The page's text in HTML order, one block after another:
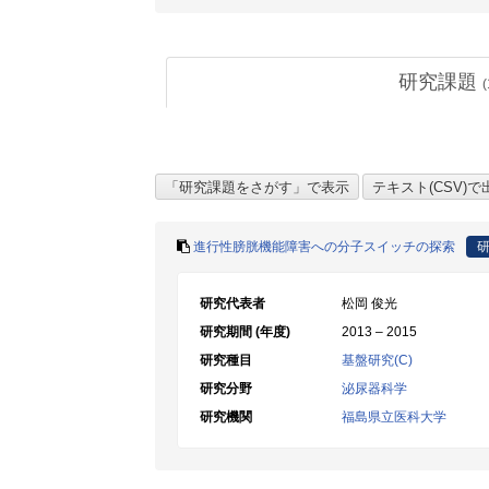
研究課題 (
進行性膀胱機能障害への分子スイッチの探索
研究代表者
松岡 俊光
研究期間 (年度)
2013 – 2015
研究種目
基盤研究(C)
研究分野
泌尿器科学
研究機関
福島県立医科大学